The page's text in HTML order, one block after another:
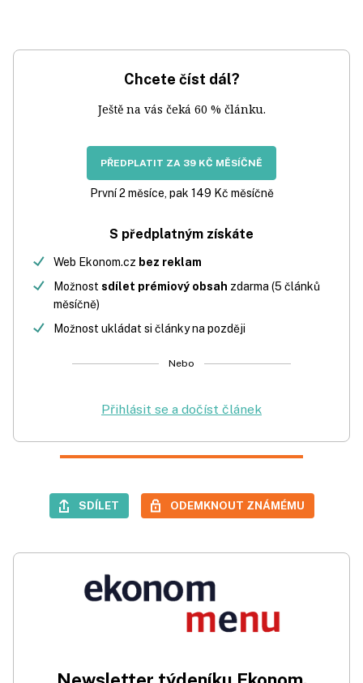
Chcete číst dál?
Ještě na vás čeká 60 % článku.
PŘEDPLATIT ZA 39 KČ MĚSÍČNĚ
První 2 měsíce, pak 149 Kč měsíčně
S předplatným získáte
Web Ekonom.cz bez reklam
Možnost sdílet prémiový obsah zdarma (5 článků
měsíčně)
Možnost ukládat si články na později
Nebo
Přihlásit se a dočíst článek
SDÍLET ODEMKNOUT ZNÁMÉMU